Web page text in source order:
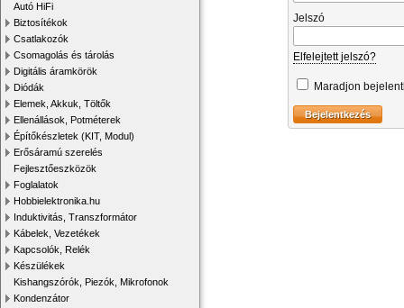
Autó HiFi
Biztosítékok
Csatlakozók
Csomagolás és tárolás
Digitális áramkörök
Diódák
Elemek, Akkuk, Töltők
Ellenállások, Potméterek
Építőkészletek (KIT, Modul)
Erősáramú szerelés
Fejlesztőeszközök
Foglalatok
Hobbielektronika.hu
Induktivitás, Transzformátor
Kábelek, Vezetékek
Kapcsolók, Relék
Készülékek
Kishangszórók, Piezók, Mikrofonok
Kondenzátor
Jelszó
Elfelejtett jelszó?
Maradjon